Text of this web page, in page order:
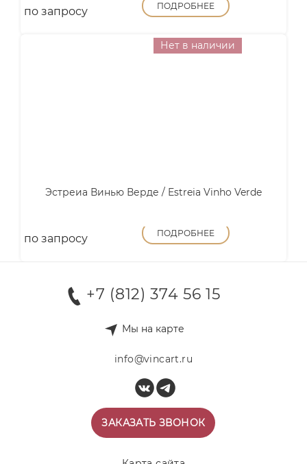
по запросу ПОДРОБНЕЕ
Нет в наличии
Эстреиа Винью Верде / Estreia Vinho Verde
по запросу ПОДРОБНЕЕ
+7 (812) 374 56 15
Мы на карте
info@vincart.ru
ЗАКАЗАТЬ ЗВОНОК